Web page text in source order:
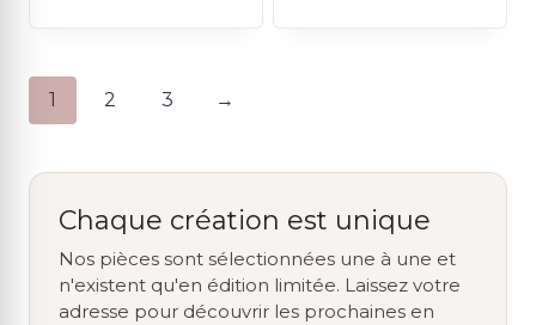
1 2 3 →
Chaque création est unique
Nos pièces sont sélectionnées une à une et
n'existent qu'en édition limitée. Laissez votre
adresse pour découvrir les prochaines en